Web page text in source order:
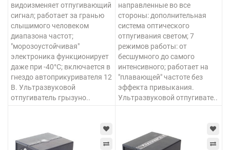
видоизменяет отпугивающий
сигнал; работает за гранью
слышимого человеком
диапазона частот;
"морозоустойчивая"
электроника функционирует
даже при -40°C; включается в
гнездо автоприкуривателя 12
В. Ультразвуковой
отпугиватель грызуно..
направленные во все
стороны: дополнительная
система оптического
отпугивания светом; 7
режимов работы: от
бесшумного до самого
интенсивного; работает на
"плавающей" частоте без
эффекта привыкания.
Ультразвуковой отпугивате..